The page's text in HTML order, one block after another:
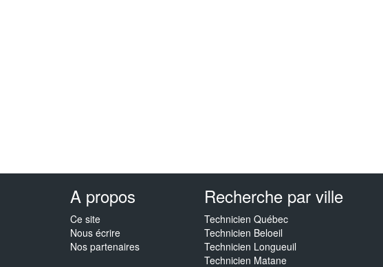
A propos
Ce site
Nous écrire
Nos partenaires
Recherche par ville
Technicien Québec
Technicien Beloeil
Technicien Longueuil
Technicien Matane